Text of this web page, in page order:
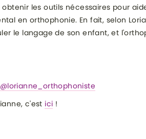
les outils nécessaires pour
en orthophonie. En fait, selon
le langage de son enfant, et
@lorianne_orthophoniste
c'est ici !